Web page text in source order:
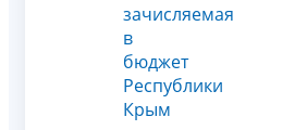
зачисляемая
в
бюджет
Республики
Крым